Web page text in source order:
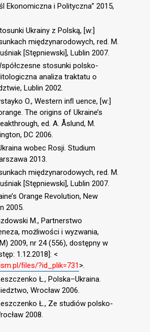
Ekonomiczna i Polityczna” 2015,
Ukrainy z Polską, [w:]
międzynarodowych, red. M.
[Stępniewski], Lublin 2007.
stosunki polsko-
analiza traktatu o
Lublin 2002.
O., Western inﬂ uence, [w:]
The origins of Ukraine’s
ed. A. Åslund, M.
DC 2006.
wobec Rosji. Studium
2013.
międzynarodowych, red. M.
[Stępniewski], Lublin 2007.
Orange Revolution, New
2005.
M., Partnerstwo
możliwości i wyzwania,
2009, nr 24 (556), dostępny w
1.12.2018]: <
ﬁles/?id_plik=731>.
Ł., Polska–Ukraina.
Wrocław 2006.
Ł., Ze studiów polsko-
2008.